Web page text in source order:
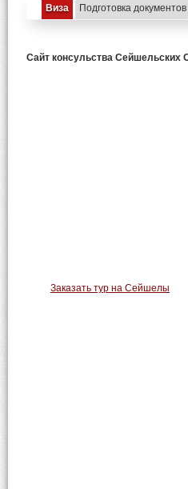
Виза Подготовка документов
Сайт консульства Сейшельских
Заказать тур на Сейшелы